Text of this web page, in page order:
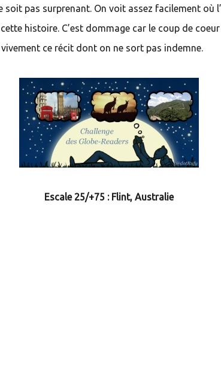
soit pas surprenant. On voit assez facilement où
histoire. C’est dommage car le coup de
ce récit dont on ne sort pas indemne.
Escale 25/+75 : Flint, Australie